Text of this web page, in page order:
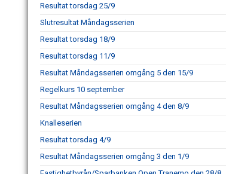
Resultat torsdag 25/9
Slutresultat Måndagsserien
Resultat torsdag 18/9
Resultat torsdag 11/9
Resultat Måndagsserien omgång 5 den 15/9
Regelkurs 10 september
Resultat Måndagsserien omgång 4 den 8/9
Knalleserien
Resultat torsdag 4/9
Resultat Måndagsserien omgång 3 den 1/9